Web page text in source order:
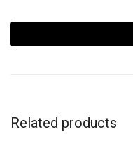
Related products